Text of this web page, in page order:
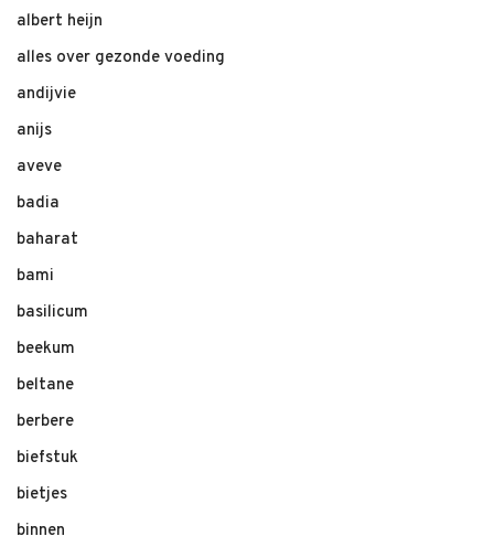
albert heijn
alles over gezonde voeding
andijvie
anijs
aveve
badia
baharat
bami
basilicum
beekum
beltane
berbere
biefstuk
bietjes
binnen